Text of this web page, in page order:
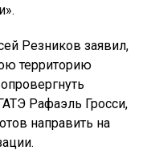
Резников заявил,
территорию
Рафаэль Гросси,
направить на